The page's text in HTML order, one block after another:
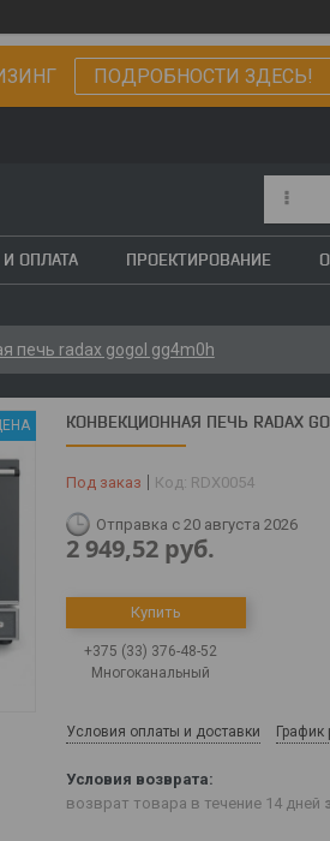
ПОДРОБНОСТИ ЗДЕСЬ!
ОПЛАТА ПРОЕКТИРОВАНИЕ
печь radax gogol gg4m0h
КОНВЕКЦИОННАЯ ПЕЧЬ RADAX
Под заказ Код: RDX0054
Отправка с 20 августа 2026
2 949,52 руб.
Купить
+375 (33) 376-48-52
Многоканальный
Условия оплаты и доставки График
возврат товара в течение 14 дней